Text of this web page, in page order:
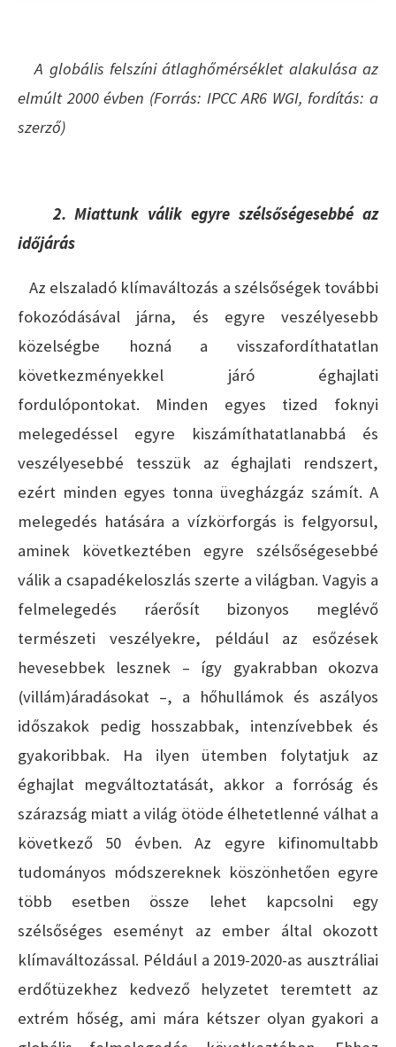
A globális felszíni átlaghőmérséklet alakulása az
elmúlt 2000 évben (Forrás: IPCC AR6 WGI, fordítás: a
szerző)
2. Miattunk válik egyre szélsőségesebbé az
időjárás
Az elszaladó klímaváltozás a szélsőségek további
fokozódásával járna, és egyre veszélyesebb
közelségbe hozná a visszafordíthatatlan
következményekkel járó éghajlati
fordulópontokat. Minden egyes tized foknyi
melegedéssel egyre kiszámíthatatlanabbá és
veszélyesebbé tesszük az éghajlati rendszert,
ezért minden egyes tonna üvegházgáz számít. A
melegedés hatására a vízkörforgás is felgyorsul,
aminek következtében egyre szélsőségesebbé
válik a csapadékeloszlás szerte a világban. Vagyis a
felmelegedés ráerősít bizonyos meglévő
természeti veszélyekre, például az esőzések
hevesebbek lesznek – így gyakrabban okozva
(villám)áradásokat –, a hőhullámok és aszályos
időszakok pedig hosszabbak, intenzívebbek és
gyakoribbak. Ha ilyen ütemben folytatjuk az
éghajlat megváltoztatását, akkor a forróság és
szárazság miatt a világ ötöde élhetetlenné válhat a
következő 50 évben. Az egyre kifinomultabb
tudományos módszereknek köszönhetően egyre
több esetben össze lehet kapcsolni egy
szélsőséges eseményt az ember által okozott
klímaváltozással. Például a 2019-2020-as ausztráliai
erdőtüzekhez kedvező helyzetet teremtett az
extrém hőség, ami mára kétszer olyan gyakori a